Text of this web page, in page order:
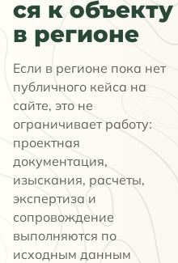
ся к объекту
в регионе
Если в регионе пока нет
публичного кейса на
сайте, это не
ограничивает работу:
проектная
документация,
изыскания, расчеты,
экспертиза и
сопровождение
выполняются по
исходным данным